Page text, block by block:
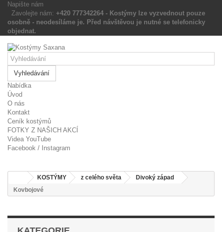
Napište nám
Zavolejte nám:+420 777342264 - Kostýmy lze vyzvednout pouze
osobně - neodesíláme je. Před návštěvou je nutné se
telefonicky objednat.
Vyhledávání
Nabídka
Úvod
O nás
Kontakt
Ceník kostýmů
FOTKY Z NAŠICH AKCÍ
Videa YouTube
Facebook / Instagram
KOSTÝMY z celého světa
Divoký západ
Kovbojové